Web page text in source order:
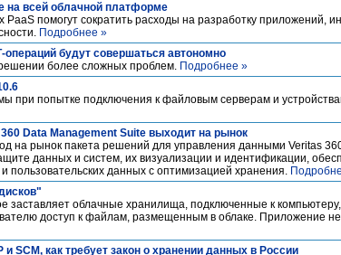
на всей облачной платформе
PaaS помогут сократить расходы на разработку приложений,
Подробнее »
будут совершаться автономно
более сложных проблем. Подробнее »
при попытке подключения к файловым серверам и
Data Management Suite выходит на рынок
на рынок пакета решений для управления данными Veritas
данных и систем, их визуализации и идентификации,
пользовательских данных с оптимизацией хранения.
облачные хранилища, подключенные к компьютеру,
доступ к файлам, размещенным в облаке. Приложение
SCM, как требует закон о хранении данных в России